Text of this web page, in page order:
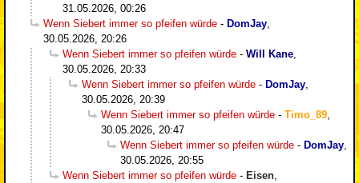
31.05.2026, 00:26
Wenn Siebert immer so pfeifen würde - DomJay
30.05.2026, 20:26
Wenn Siebert immer so pfeifen würde - Will Kane
30.05.2026, 20:33
Wenn Siebert immer so pfeifen würde - DomJay
30.05.2026, 20:39
Wenn Siebert immer so pfeifen würde - Timo_89
30.05.2026, 20:47
Wenn Siebert immer so pfeifen würde - DomJay
30.05.2026, 20:55
Wenn Siebert immer so pfeifen würde - Eisen